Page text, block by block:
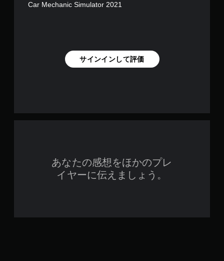
Car Mechanic Simulator 2021
サインインして評価
あなたの感想をほかのプレ
イヤーに伝えましょう。